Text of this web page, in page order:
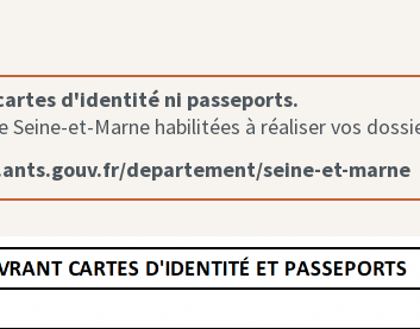
d'identité ni passeports.
et-Marne habilitées à réaliser vos
departement/seine-et-marne